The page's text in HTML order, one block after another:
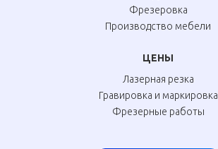
Фрезеровка
Производство мебели
ЦЕНЫ
Лазерная резка
Гравировка и маркировка
Фрезерные работы